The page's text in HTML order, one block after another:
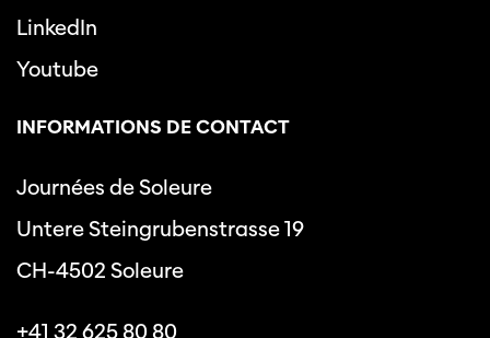
LinkedIn
Youtube
INFORMATIONS DE CONTACT
Journées de Soleure
Untere Steingrubenstrasse 19
CH-4502 Soleure
+41 32 625 80 80